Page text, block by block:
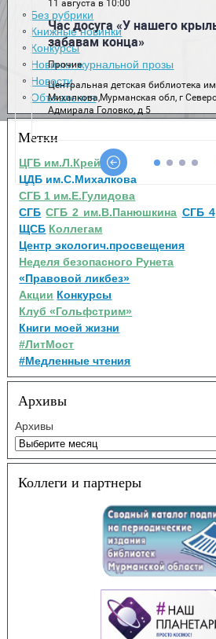
Без рубрики
Книжные новинки
Конкурсы
Новинки журнальной прозы
Новости
Объявления
Метки
ЦГБ им.Л.Крейна
ЦДБ им.С.Михалкова
СГБ 1 им.Е.Гулидова
СГБ СГБ 2 им.В.Панюшкина СГБ 4
ЩСБ Коллегам
Центр экологич.просвещения
Неделя безопасного Рунета
«Правовой ликбез»
Акции Конкурсы
Клуб «Гольфстрим»
Книги моей жизни
#ЛитМост
#Медленные чтения
Архивы
Архивы
Коллеги и партнеры